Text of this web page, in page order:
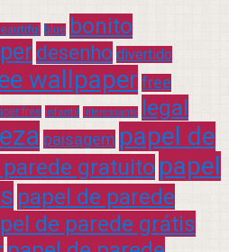
blue bonito
desenho divertido
wallpaper free
free infantil interessante legal
paisagem papel de
gratuito papel
papel de parede
de parede grátis